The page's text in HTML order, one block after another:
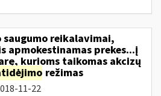
reikalavimai,
apmokestinamas prekes...į
kurioms taikomas akcizų
režimas
11-22